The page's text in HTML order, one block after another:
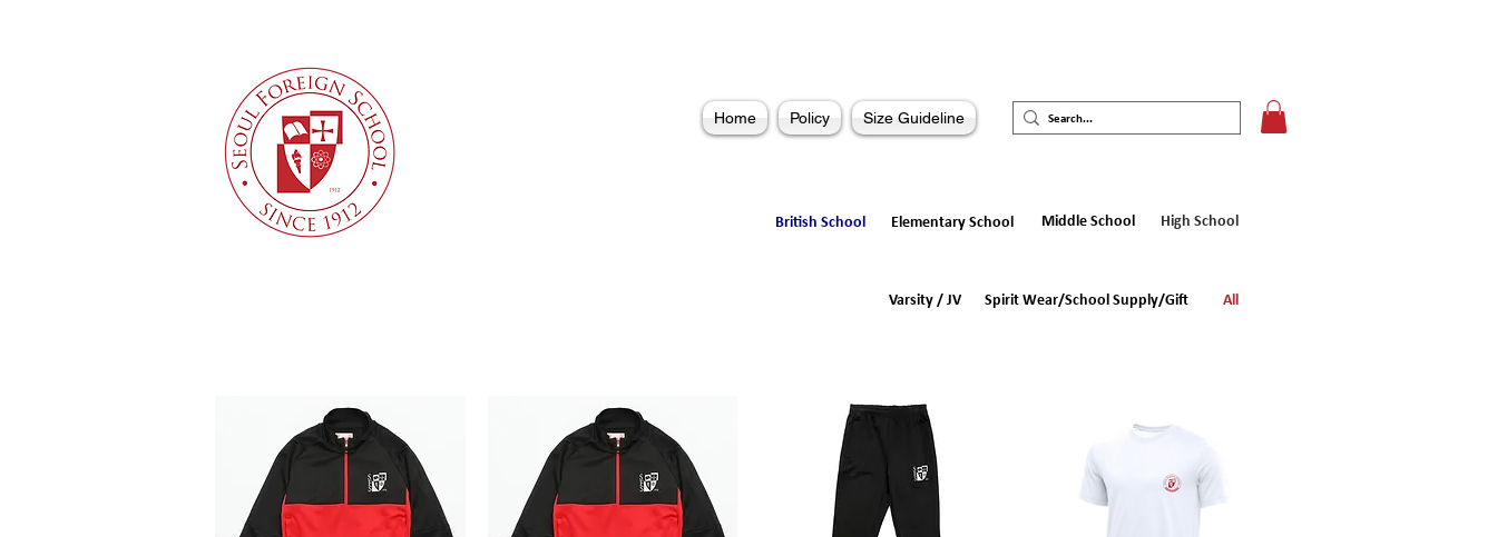
Home Policy Size Guideline
British School Elementary School Middle School High School
Varsity / JV Spirit Wear/School Supply/Gift All